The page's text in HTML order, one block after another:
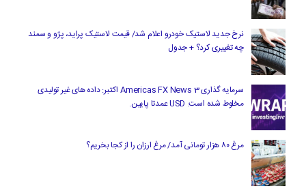
نرخ جدید لاستیک خودرو اعلام شد/ قیمت لاستیک پراید، پژو و سمند
چه تغییری کرد؟ + جدول
سرمایه گذاری Americas FX News 3 اکتبر: داده های غیر تولیدی
مخلوط شده است. USD عمدتا پایین.
مرغ ۸۰ هزار تومانی آمد/ مرغ ارزان را از کجا بخریم؟